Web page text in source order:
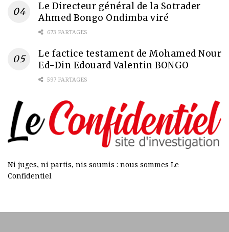
Le Directeur général de la Sotrader
Ahmed Bongo Ondimba viré
673 PARTAGES
Le factice testament de Mohamed Nour
Ed-Din Edouard Valentin BONGO
597 PARTAGES
Ni juges, ni partis, nis soumis : nous sommes Le
Confidentiel